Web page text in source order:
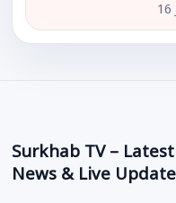
16
Surkhab TV –
News & Live